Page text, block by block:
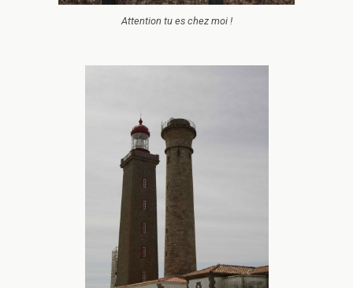
Attention tu es chez moi !